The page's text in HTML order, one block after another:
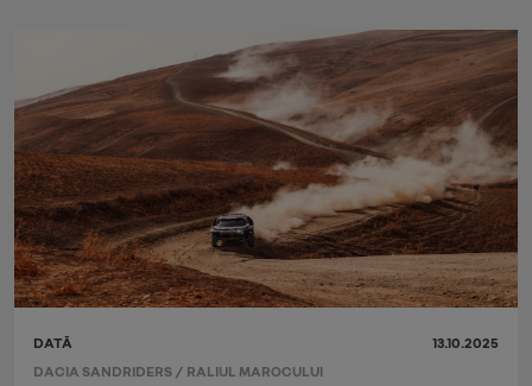
DATĂ
13.10.2025
DACIA SANDRIDERS / RALIUL MAROCULUI